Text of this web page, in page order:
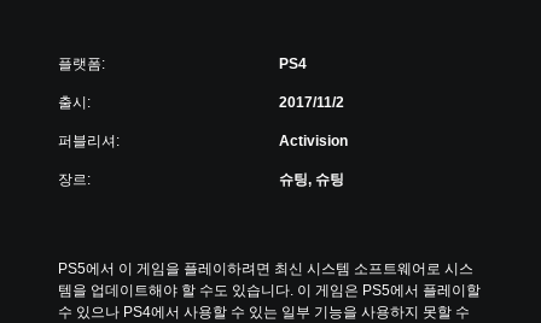
플랫폼: PS4
출시: 2017/11/2
퍼블리셔: Activision
장르: 슈팅, 슈팅
PS5에서 이 게임을 플레이하려면 최신 시스템 소프트웨어로 시스
템을 업데이트해야 할 수도 있습니다. 이 게임은 PS5에서 플레이할
수 있으나 PS4에서 사용할 수 있는 일부 기능을 사용하지 못할 수